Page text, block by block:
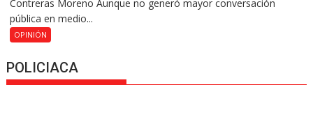
Contreras Moreno Aunque no generó mayor conversación
pública en medio...
OPINIÓN
POLICIACA